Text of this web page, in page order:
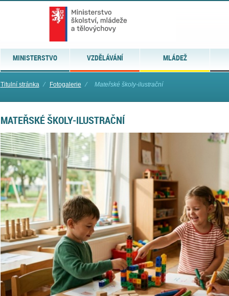
MINISTERSTVO VZDĚLÁVÁNÍ MLÁDEŽ
Titulní stránka ⁄ Fotogalerie ⁄ Mateřské školy-ilustrační
MATEŘSKÉ ŠKOLY-ILUSTRAČNÍ